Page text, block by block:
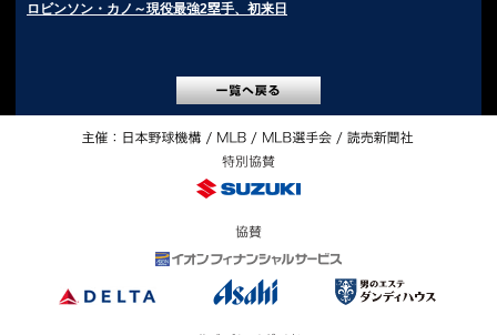
ロビンソン・カノ～現役最強2塁手、初来日